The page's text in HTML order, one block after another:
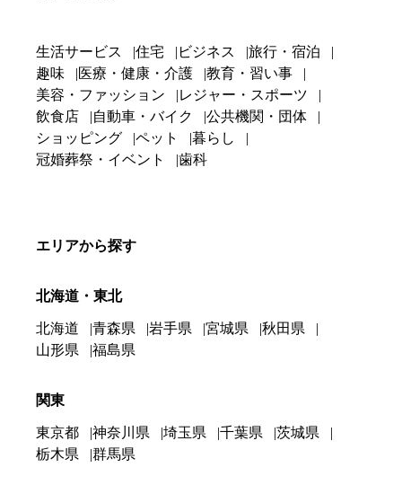
生活サービス 住宅 ビジネス
旅行・宿泊
趣味
医療・健康・介護
教育・習い事
美容・ファッション
レジャー・スポーツ
飲食店
自動車・バイク
公共機関・団体
ショッピング
ペット
暮らし
冠婚葬祭・イベント
歯科
エリアから探す
北海道・東北
北海道 青森県 岩手県 宮城県
秋田県
山形県
福島県
関東
東京都 神奈川県 埼玉県 千葉県
茨城県
栃木県
群馬県